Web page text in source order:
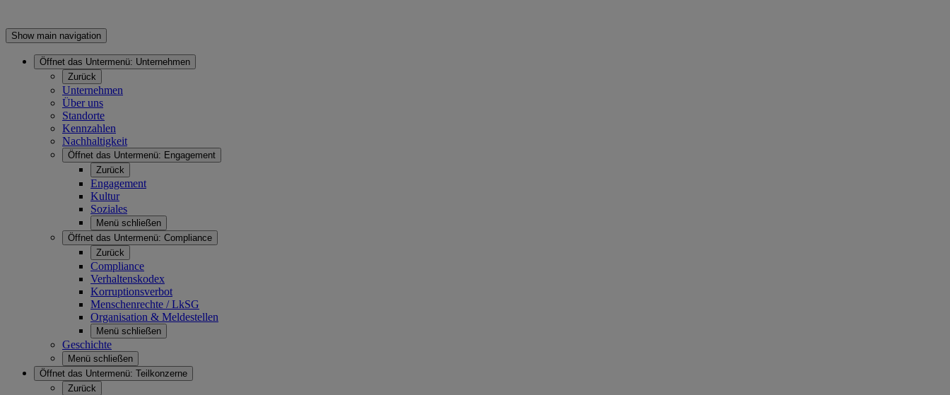
Show main navigation
Öffnet das Untermenü: Unternehmen
Zurück
Unternehmen
Über uns
Standorte
Kennzahlen
Nachhaltigkeit
Öffnet das Untermenü: Engagement
Zurück
Engagement
Kultur
Soziales
Menü schließen
Öffnet das Untermenü: Compliance
Zurück
Compliance
Verhaltenskodex
Korruptionsverbot
Menschenrechte / LkSG
Organisation & Meldestellen
Menü schließen
Geschichte
Menü schließen
Öffnet das Untermenü: Teilkonzerne
Zurück